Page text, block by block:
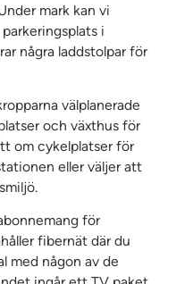
mark kan vi
i
några laddstolpar för
välplanerade
och växthus för
om cykelplatser för
eller väljer att
för
fibernät där du
med någon av de